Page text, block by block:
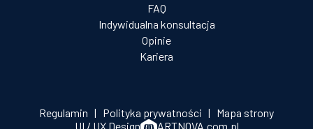
FAQ
Indywidualna konsultacja
Opinie
Kariera
Regulamin | Polityka prywatności | Mapa strony
UI / UX Design
ARTNOVA.com.pl